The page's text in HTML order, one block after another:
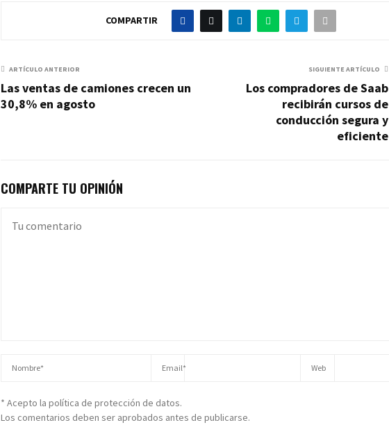
COMPARTIR
ARTÍCULO ANTERIOR
Las ventas de camiones crecen un
30,8% en agosto
SIGUIENTE ARTÍCULO
Los compradores de Saab
recibirán cursos de
conducción segura y
eficiente
COMPARTE TU OPINIÓN
* Acepto la política de protección de datos.
Los comentarios deben ser aprobados antes de publicarse.